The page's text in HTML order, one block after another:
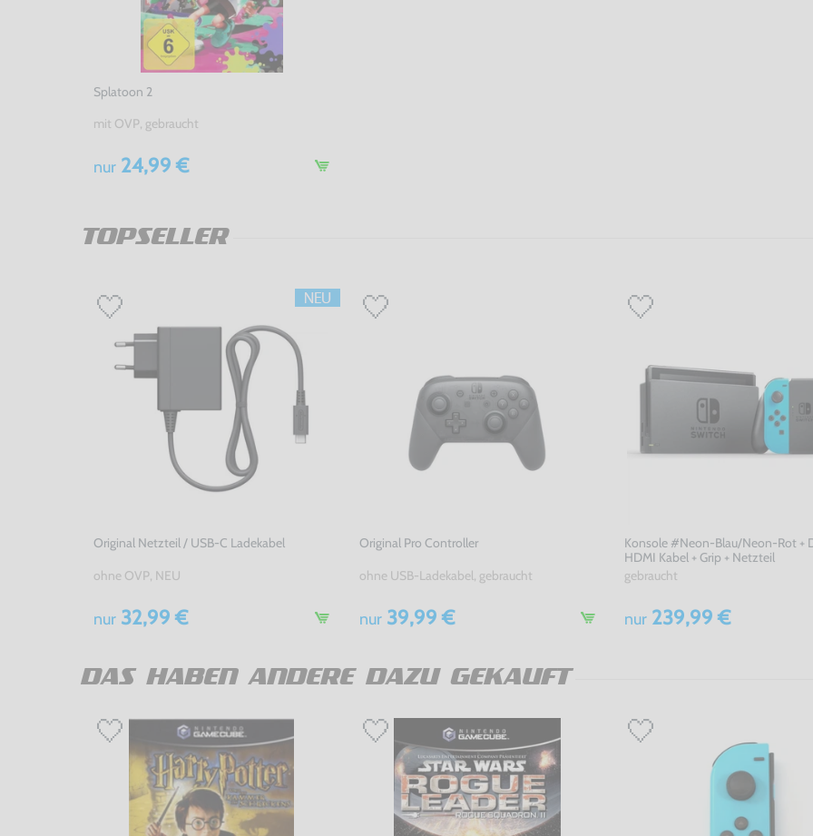
Splatoon 2
mit OVP, gebraucht
nur 24,99 €
TOPSELLER
Original Netzteil / USB-C Ladekabel
ohne OVP, NEU
nur 32,99 €
Original Pro Controller
ohne USB-Ladekabel, gebraucht
nur39,99 €
Konsole #Neon-Blau/Neon-Rot +
HDMI Kabel + Grip + Netzteil
gebraucht
nur 239,99 €
DAS HABEN ANDERE DAZU GEKAUFT